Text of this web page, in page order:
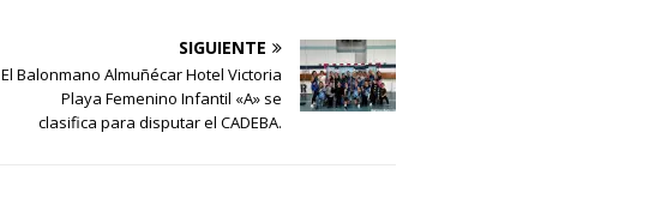
SIGUIENTE
El Balonmano Almuñécar Hotel Victoria
Playa Femenino Infantil «A» se
clasifica para disputar el CADEBA.